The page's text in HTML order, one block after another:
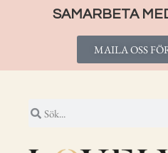
SAMARBETA
MAILA OSS